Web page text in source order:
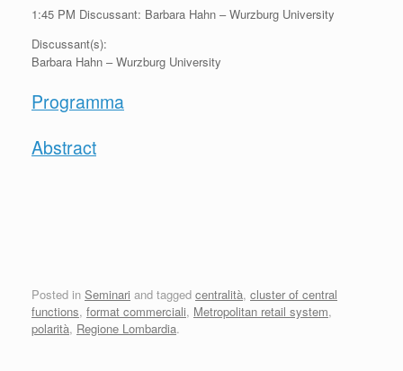
1:45 PM Discussant: Barbara Hahn – Wurzburg University
Discussant(s):
Barbara Hahn – Wurzburg University
Programma
Abstract
Posted in Seminari and tagged centralità, cluster of central
functions, format commerciali, Metropolitan retail system,
polarità, Regione Lombardia.